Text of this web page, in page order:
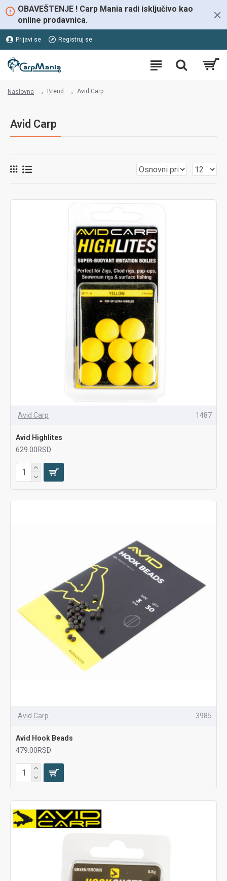
OBAVEŠTENJE ! Carp Mania radi isključivo kao
online prodavnica.
Prijavi se Registruj se
Naslovna Brend Avid Carp
Avid Carp
Avid Carp 1487
Avid Highlites
629.00RSD
Avid Carp 3985
Avid Hook Beads
479.00RSD